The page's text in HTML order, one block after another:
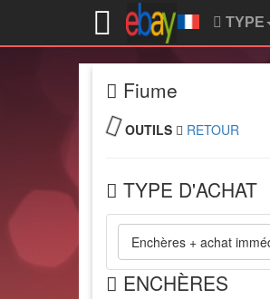
TYPE
Fiume
OUTILS RETOUR
TYPE D'ACHAT
ENCHÈRES